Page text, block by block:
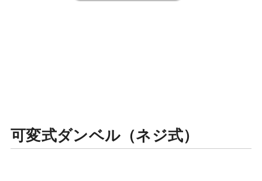
可変式ダンベル（ネジ式）